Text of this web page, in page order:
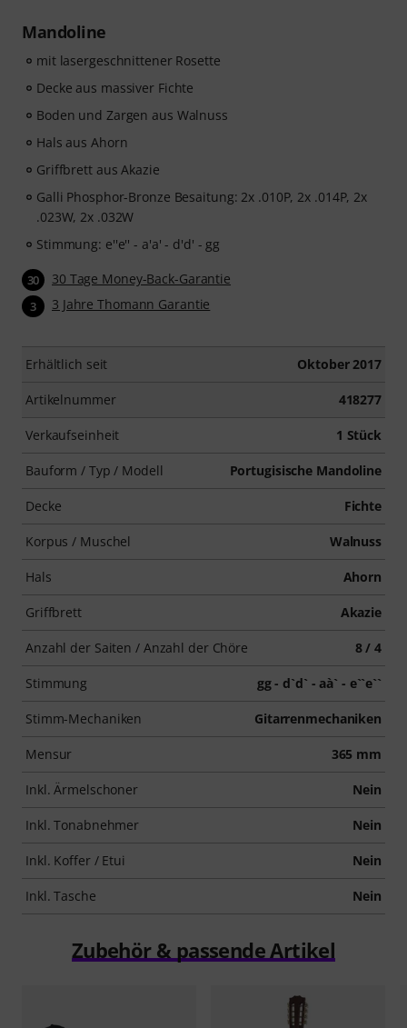
Mandoline
mit lasergeschnittener Rosette
Decke aus massiver Fichte
Boden und Zargen aus Walnuss
Hals aus Ahorn
Griffbrett aus Akazie
Galli Phosphor-Bronze Besaitung: 2x .010P, 2x .014P, 2x
.023W, 2x .032W
Stimmung: e''e'' - a'a' - d'd' - gg
30 30 Tage Money-Back-Garantie
3 3 Jahre Thomann Garantie
Erhältlich seit Oktober 2017
Artikelnummer 418277
Verkaufseinheit 1 Stück
Bauform / Typ / Modell Portugisische Mandoline
Decke Fichte
Korpus / Muschel Walnuss
Hals Ahorn
Griffbrett Akazie
Anzahl der Saiten / Anzahl der Chöre 8 / 4
Stimmung gg - d`d` - aà` - e``e``
Stimm-Mechaniken Gitarrenmechaniken
Mensur 365 mm
Inkl. Ärmelschoner Nein
Inkl. Tonabnehmer Nein
Inkl. Koffer / Etui Nein
Inkl. Tasche Nein
Zubehör & passende Artikel